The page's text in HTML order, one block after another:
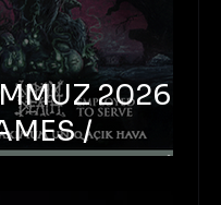
2026 –
/
DEATH /